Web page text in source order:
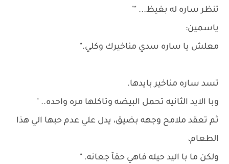
تنظر ساره له بغيظ... ""
ياسمين:
معلش يا ساره سدي مناخيرك وكلي."
تسد ساره مناخير بايدها.
وبا الايد الثانيه تحمل البيضه وتاكلها مره واحده.. "
ثم تعقد ملامح وجهه بضيق، يدل علي عدم حبها الي هذا
الطعام،
ولكن ما با اليد حيله فاهي حقآ جعانه. "